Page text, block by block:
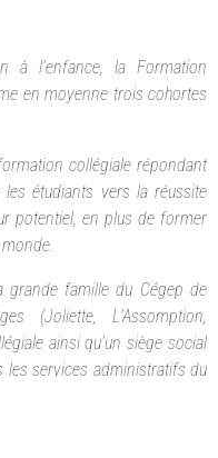
à l’enfance, la Formation
en moyenne trois cohortes
collégiale répondant
les étudiants vers la réussite
potentiel, en plus de former
famille du Cégep de
(Joliette, L’Assomption,
ainsi qu’un siège social
les services administratifs du